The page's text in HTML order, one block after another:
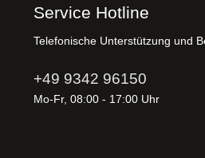
Service Hotline
Telefonische Unterstützung und
+49 9342 96150
Mo-Fr, 08:00 - 17:00 Uhr